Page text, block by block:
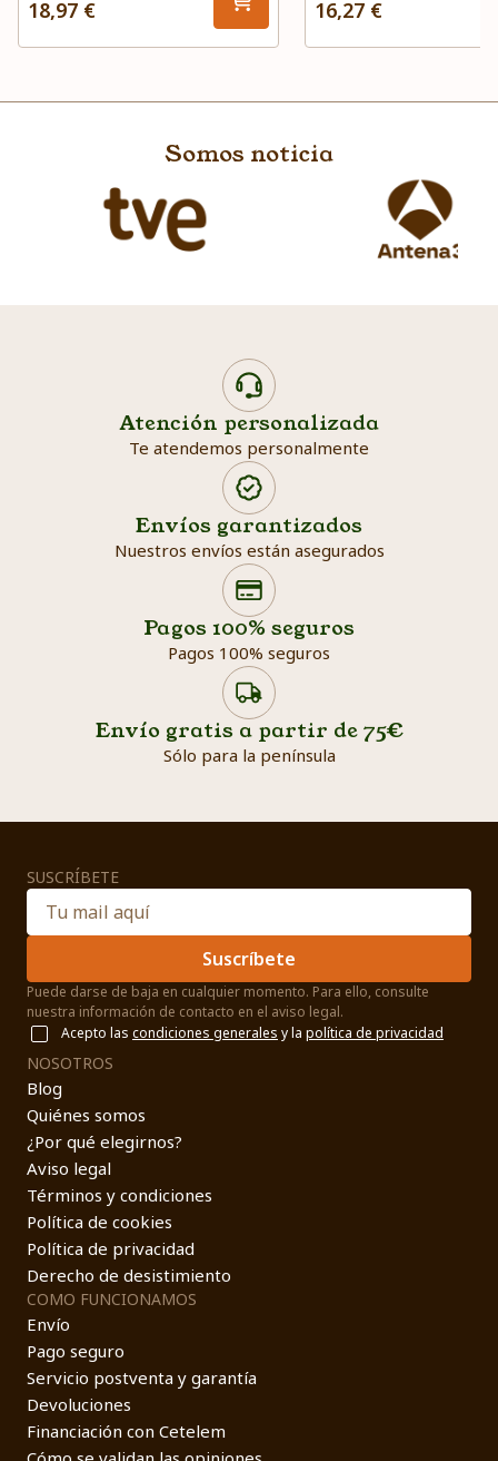
18,97 € 16,27 €
Somos noticia
Atención personalizada
Te atendemos personalmente
Envíos garantizados
Nuestros envíos están asegurados
Pagos 100% seguros
Pagos 100% seguros
Envío gratis a partir de 75€
Sólo para la península
Search products
SUSCRÍBETE
Suscríbete
Puede darse de baja en cualquier momento. Para ello, consulte
nuestra información de contacto en el aviso legal.
Acepto las condiciones generales y la política de privacidad
NOSOTROS
Blog
Quiénes somos
¿Por qué elegirnos?
Aviso legal
Términos y condiciones
Política de cookies
Política de privacidad
Derecho de desistimiento
COMO FUNCIONAMOS
Envío
Pago seguro
Servicio postventa y garantía
Devoluciones
Financiación con Cetelem